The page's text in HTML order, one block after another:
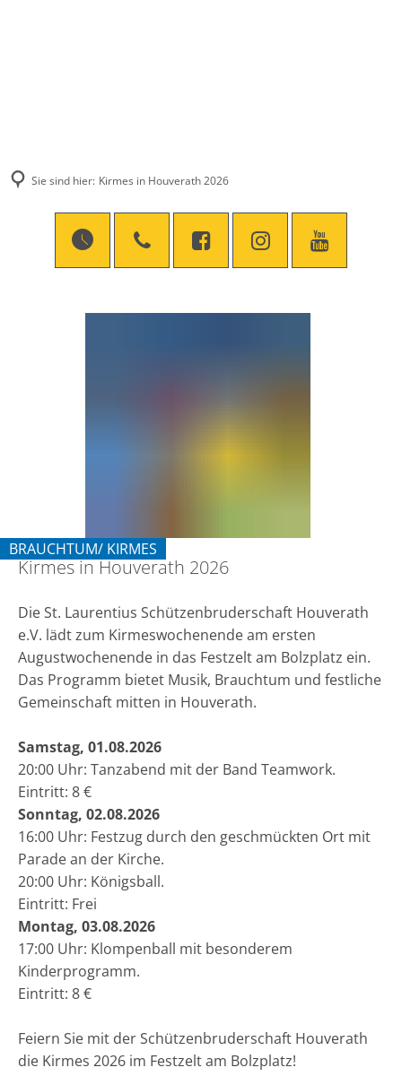
Sie sind hier: Kirmes in Houverath 2026
BRAUCHTUM/ KIRMES
KATEGORIE: BRAUCHTUM/ KIRMES
Kirmes in Houverath 2026
Die St. Laurentius Schützenbruderschaft Houverath
e.V. lädt zum Kirmeswochenende am ersten
Augustwochenende in das Festzelt am Bolzplatz ein.
Das Programm bietet Musik, Brauchtum und festliche
Gemeinschaft mitten in Houverath.
Samstag, 01.08.2026
20:00 Uhr: Tanzabend mit der Band Teamwork.
Eintritt: 8 €
Sonntag, 02.08.2026
16:00 Uhr: Festzug durch den geschmückten Ort mit
Parade an der Kirche.
20:00 Uhr: Königsball.
Eintritt: Frei
Montag, 03.08.2026
17:00 Uhr: Klompenball mit besonderem
Kinderprogramm.
Eintritt: 8 €
Feiern Sie mit der Schützenbruderschaft Houverath
die Kirmes 2026 im Festzelt am Bolzplatz!